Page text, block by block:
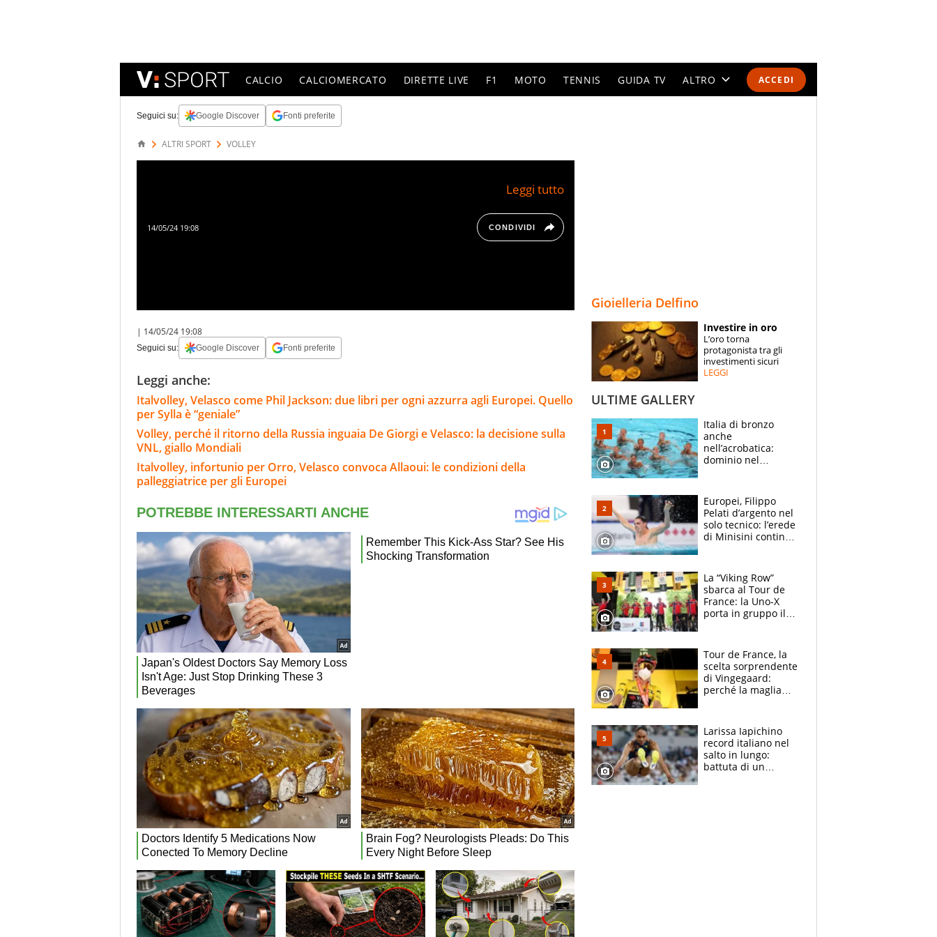
ACCEDI
CALCIO CALCIOMERCATO DIRETTE LIVE F1 MOTO TENNIS GUIDA TV ALTRO
SPECIALI
ESPERTI
Seguici su: Google Discover Fonti preferite
ALTRI SPORT VOLLEY
14/05/24 19:08 CONDIVIDI
| 14/05/24 19:08
Seguici su: Google Discover Fonti preferite
Leggi anche:
Italvolley, Velasco come Phil Jackson: due libri per ogni azzurra agli Europei. Quello
per Sylla è “geniale”
Volley, perché il ritorno della Russia inguaia De Giorgi e Velasco: la decisione sulla
VNL, giallo Mondiali
Italvolley, infortunio per Orro, Velasco convoca Allaoui: le condizioni della
palleggiatrice per gli Europei
Gioielleria Delfino
Investire in oro
L’oro torna
protagonista tra gli
investimenti sicuri
LEGGI
ULTIME GALLERY
Italia di bronzo
anche
nell’acrobatica:
dominio nel
e compagni
continuare
Europei, Filippo
Pelati d’argento nel
solo tecnico: l’erede
di Minisini continua
mirino
La “Viking Row”
sbarca al Tour de
France: la Uno-X
porta in gruppo il
compagni
Tour de France, la
scelta sorprendente
di Vingegaard:
perché la maglia
rischio da evitare
Larissa Iapichino
record italiano nel
salto in lungo:
battuta di un